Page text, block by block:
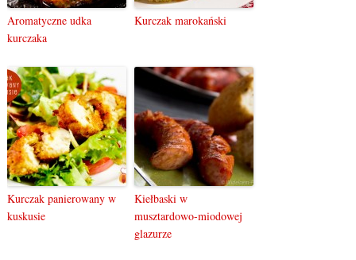
Aromatyczne udka
kurczaka
Kurczak marokański
Kurczak panierowany w
kuskusie
Kiełbaski w
musztardowo-miodowej
glazurze